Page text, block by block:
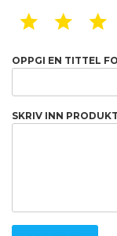
1 STAR
2
OPPGI EN TITTEL
SKRIV INN